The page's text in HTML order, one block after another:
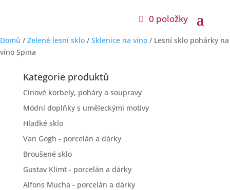
0 položky
Domů / Zelené lesní sklo / Sklenice na víno / Lesní sklo pohárky na
víno Spina
Kategorie produktů
Cínové korbely, poháry a soupravy
Módní doplňky s uměleckými motivy
Hladké sklo
Van Gogh - porcelán a dárky
Broušené sklo
Gustav Klimt - porcelán a dárky
Alfons Mucha - porcelán a dárky